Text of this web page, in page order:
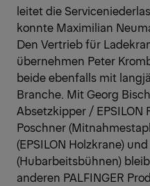
leitet die
konnte Maximilian
Den Vertrieb für
übernehmen Peter
beide ebenfalls mit
Branche. Mit Georg
Absetzkipper / EPSILON
Poschner
(EPSILON Holzkrane)
(Hubarbeitsbühnen)
anderen PALFINGER